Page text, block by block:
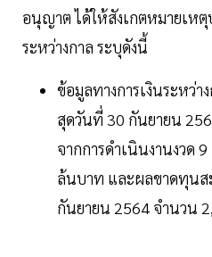
อนุญาต ได้ให้สังเกตหมายเห
ระหว่างกาล ระบุดังนี้
ข้อมูลทางการเงินระหว่า
สุดวันที่ 30 กันยายน
จากการดำเนินงานงวด
ล้นบาท และผลขาดทุน
กันยายน 2564 จำนวน